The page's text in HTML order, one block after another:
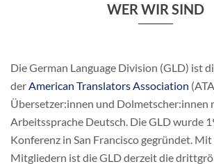
WER WIR SIND
Die German Language Division (GLD) ist
derAmerican Translators Association
Übersetzer:innen und Dolmetscher:innen
Arbeitssprache Deutsch. Die GLD wurde
Konferenz in San Francisco gegründet.
Mitgliedern ist die GLD derzeit die